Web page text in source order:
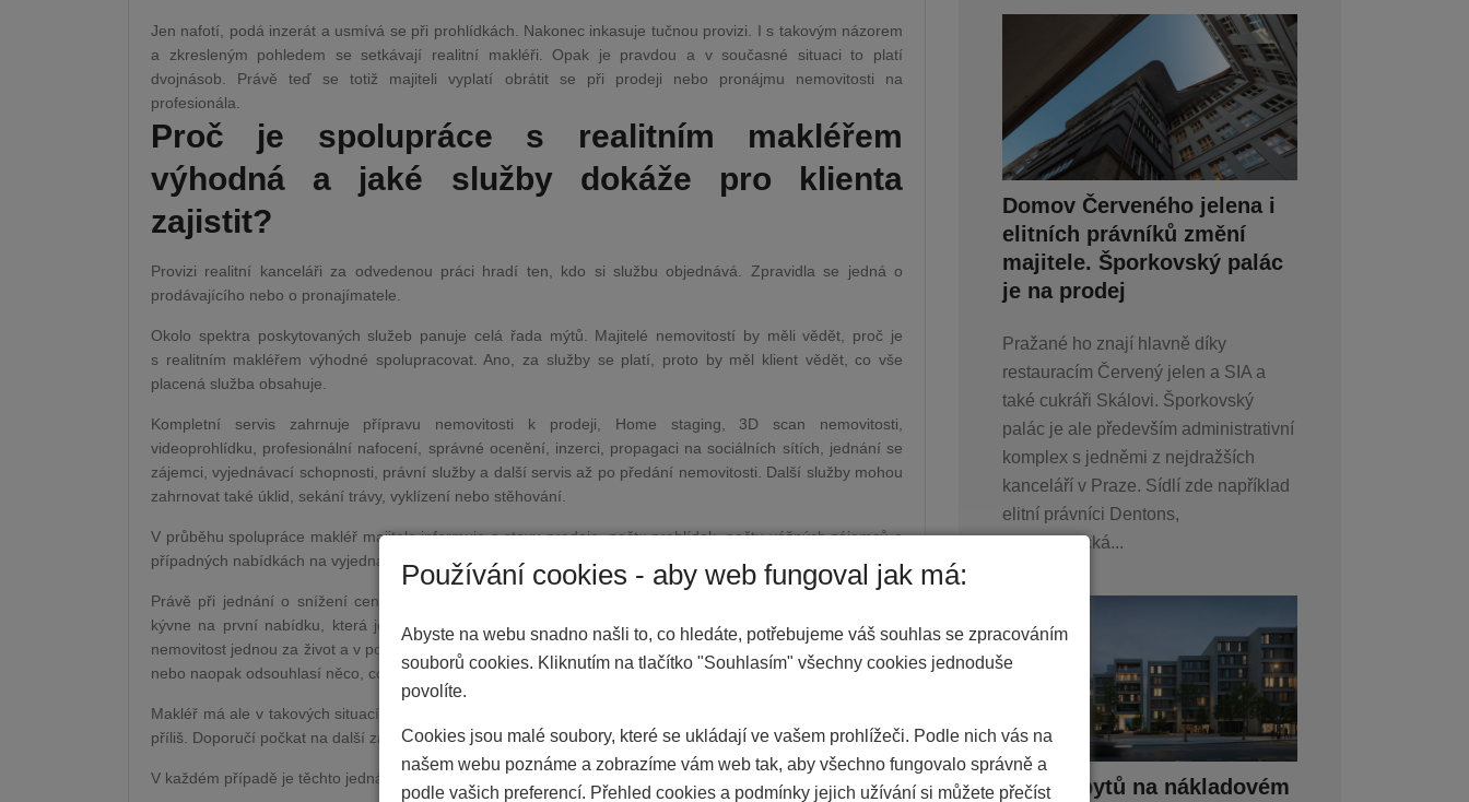
Jen nafotí, podá inzerát a usmívá se při prohlídkách. Nakonec inkasuje tučnou provizi. I s takovým názorem
a zkresleným pohledem se setkávají realitní makléři. Opak je pravdou a v současné situaci to platí
dvojnásob. Právě teď se totiž majiteli vyplatí obrátit se při prodeji nebo pronájmu nemovitosti na
profesionála.
Proč je spolupráce s realitním makléřem
výhodná a jaké služby dokáže pro klienta
zajistit?
Provizi realitní kanceláři za odvedenou práci hradí ten, kdo si službu objednává. Zpravidla se jedná o
prodávajícího nebo o pronajímatele.
Okolo spektra poskytovaných služeb panuje celá řada mýtů. Majitelé nemovitostí by měli vědět, proč je
s realitním makléřem výhodné spolupracovat. Ano, za služby se platí, proto by měl klient vědět, co vše
placená služba obsahuje.
Kompletní servis zahrnuje přípravu nemovitosti k prodeji, Home staging, 3D scan nemovitosti,
videoprohlídku, profesionální nafocení, správné ocenění, inzerci, propagaci na sociálních sítích, jednání se
zájemci, vyjednávací schopnosti, právní služby a další servis až po předání nemovitosti. Další služby mohou
zahrnovat také úklid, sekání trávy, vyklízení nebo stěhování.
V průběhu spolupráce makléř majitele informuje o stavu prodeje, počtu prohlídek, počtu vážných zájemců a
případných nabídkách na vyjednávání o ceně.
Právě při jednání o snížení ceny nemovitosti se vyplatí mít prostředníka. Majitel totiž často na prohlídce
kývne na první nabídku, která je pro něho ale většinou nevýhodná. Samozřejmě, pokud majitel prodává
nemovitost jednou za život a v podobné obchodní situaci si ocitá poprvé, není schopen se rychle rozhodnout
nebo naopak odsouhlasí něco, co si dobře nepromyslel.
Makléř má ale v takových situacích přehled o zájemcích i o tom, jakou slevu je možné nabídnout a co už je
příliš. Doporučí počkat na další zájemce nebo vyjedná výhodnější sumu.
V každém případě je těchto jednání, které mohou být pro majitele nepříjemné a stresující, ušetří.
Domov Červeného jelena i
elitních právníků změní
majitele. Šporkovský palác
je na prodej
Pražané ho znají hlavně díky
restauracím Červený jelen a SIA a
také cukráři Skálovi. Šporkovský
palác je ale především administrativní
komplex s jedněmi z nejdražších
kanceláří v Praze. Sídlí zde například
elitní právníci Dentons,
farmaceutická...
Stavba bytů na nákladovém
Používání cookies - aby web fungoval jak má:
Abyste na webu snadno našli to, co hledáte, potřebujeme váš souhlas se zpracováním
souborů cookies. Kliknutím na tlačítko "Souhlasím" všechny cookies jednoduše
povolíte.
Cookies jsou malé soubory, které se ukládají ve vašem prohlížeči. Podle nich vás na
našem webu poznáme a zobrazíme vám web tak, aby všechno fungovalo správně a
podle vašich preferencí. Přehled cookies a podmínky jejich užívání si můžete přečíst